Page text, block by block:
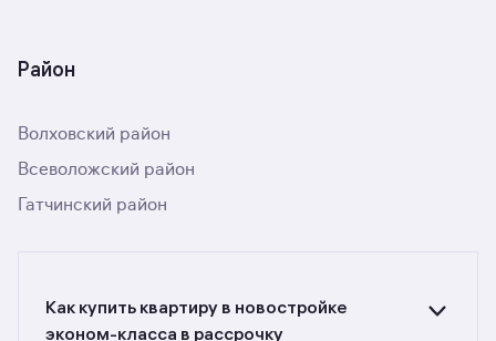
Район
Волховский район
Всеволожский район
Гатчинский район
Как купить квартиру в новостройке
эконом-класса в рассрочку